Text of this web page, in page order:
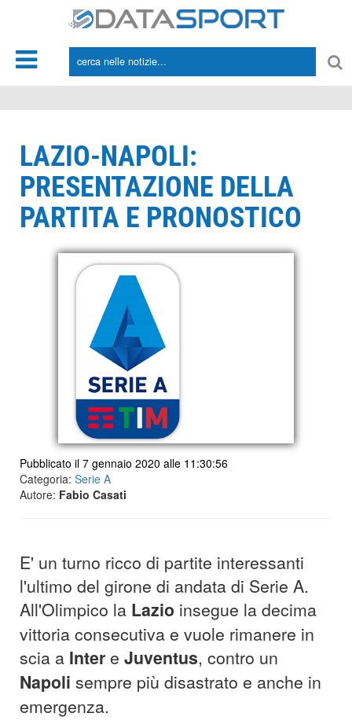
LAZIO-NAPOLI:
PRESENTAZIONE DELLA
PARTITA E PRONOSTICO
Pubblicato il 7 gennaio 2020 alle 11:30:56
Categoria: Serie A
Autore: Fabio Casati
E' un turno ricco di partite interessanti
l'ultimo del girone di andata di Serie A.
All'Olimpico la Lazio insegue la decima
vittoria consecutiva e vuole rimanere in
scia a Inter e Juventus, contro un
Napoli sempre più disastrato e anche in
emergenza.